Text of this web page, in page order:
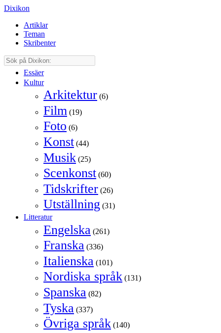
Dixikon
Artiklar
Teman
Skribenter
Essäer
Kultur
Arkitektur (6)
Film (19)
Foto (6)
Konst (44)
Musik (25)
Scenkonst (60)
Tidskrifter (26)
Utställning (31)
Litteratur
Engelska (261)
Franska (336)
Italienska (101)
Nordiska språk (131)
Spanska (82)
Tyska (337)
Övriga språk (140)